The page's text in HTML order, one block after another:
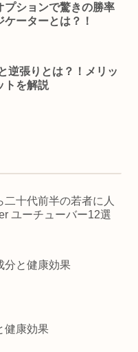
プションで驚きの勝率
ケーターとは？！
逆張りとは？！メリッ
トを解説
二十代前半の若者に人
ユーチューバー12選
分と健康効果
健康効果